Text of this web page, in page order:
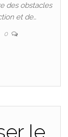
des obstacles
et de…
0
le